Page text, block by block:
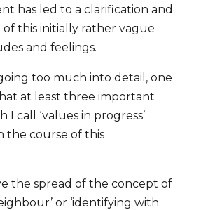
has led to a clarification and
of this initially rather vague
and fee­lings.
too much into detail, one
at least three important
I call ‘values in progress’
the course of this
the spread of the concept of
or ‘iden­ti­fying with